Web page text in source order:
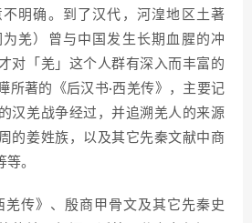
明确。到了汉代，河湟地区土著
为羌）曾与中国发生长期血腥的冲
对「羌」这个人群有深入而丰富的
所著的《后汉书·西羌传》，主要记
汉羌战争经过，并追溯羌人的来源
的姜姓族，以及其它先秦文献中商
。
传》、殷商甲骨文及其它先秦史